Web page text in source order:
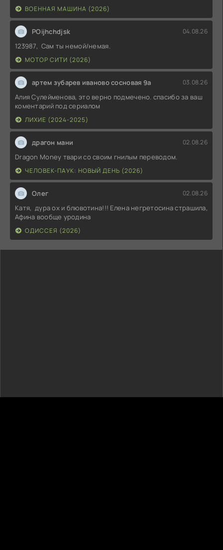
ВОЕННАЯ МАШИНА (2026)
POijhchdjsk 04.08.26
123987, Сам ты немой/немая.
МОТОР СИТИ (2026)
артем зубарев иваново сосновая 9а 03.08.26
Алия Сулейменова, это верно подмечено. спасибо за ваш
коментарий под сериалом
ЛИХИЕ (2024-2025)
драгон мани 02.08.26
Dragon Money твари со своим гнилым переводом.
ЧЕЛОВЕК-ПАУК: НОВЫЙ ДЕНЬ (2026)
Олег 02.08.26
Катя, дура ох и блювотина!!! Елена негретосина страшила,
Афина вообще уродина
ОДИССЕЯ (2026)